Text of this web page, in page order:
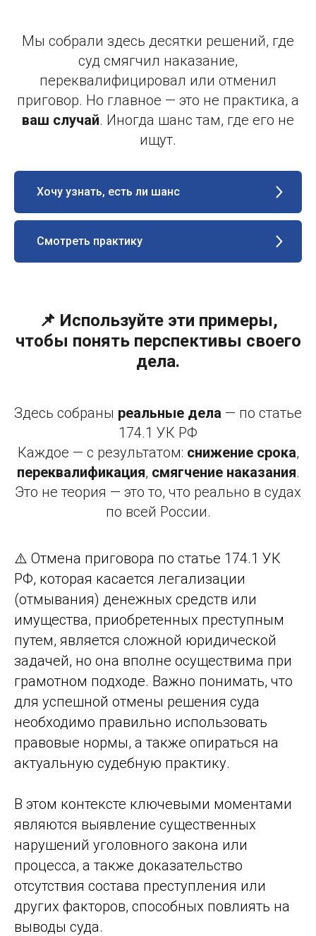
Мы собрали здесь десятки решений, где
суд смягчил наказание,
переквалифицировал или отменил
приговор. Но главное — это не практика, а
ваш случай. Иногда шанс там, где его не
ищут.
Хочу узнать, есть ли шанс
Смотреть практику
📌 Используйте эти примеры,
чтобы понять перспективы своего
дела.
Здесь собраны реальные дела — по статье
174.1 УК РФ
Каждое — с результатом: снижение срока,
переквалификация, смягчение наказания.
Это не теория — это то, что реально в судах
по всей России.
⚠️ Отмена приговора по статье 174.1 УК
РФ, которая касается легализации
(отмывания) денежных средств или
имущества, приобретенных преступным
путем, является сложной юридической
задачей, но она вполне осуществима при
грамотном подходе. Важно понимать, что
для успешной отмены решения суда
необходимо правильно использовать
правовые нормы, а также опираться на
актуальную судебную практику.
В этом контексте ключевыми моментами
являются выявление существенных
нарушений уголовного закона или
процесса, а также доказательство
отсутствия состава преступления или
других факторов, способных повлиять на
выводы суда.